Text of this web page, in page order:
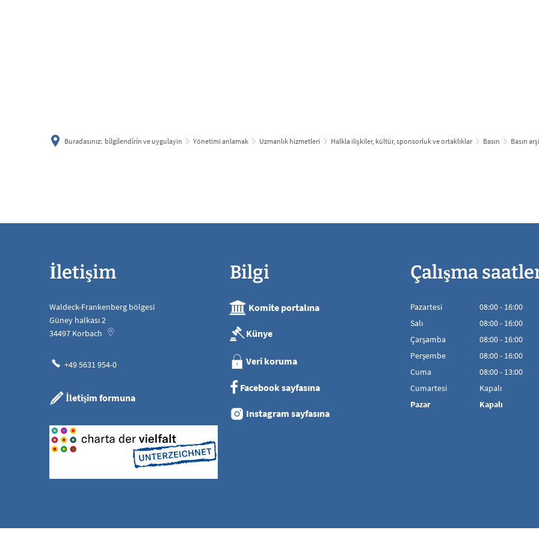
Buradasınız: bi̇lgi̇lendi̇ri̇n ve uygulayin Yönetimi anlamak Uzmanlık hizmetleri Halkla ilişkiler, kültür, sponsorluk ve ortaklıklar Basın Basın
İletişim
Waldeck-Frankenberg bölgesi
Güney halkası 2
34497 Korbach
+49 5631 954-0
İletişim formuna
Bilgi
Komite portalına
Künye
Veri koruma
Facebook sayfasına
Instagram sayfasına
Çalışma
Pazartesi 08:00- 16:00
08:00'den
Salı 08:00- 16:00
08:00'den
Çarşamba 08:00- 16:00
08:00'den
Perşembe 08:00- 16:00
08:00'den
Cuma 08:00- 13:00
08:00 - 13:00 arası
Cumartesi
Kapalı
Pazar
Kapalı